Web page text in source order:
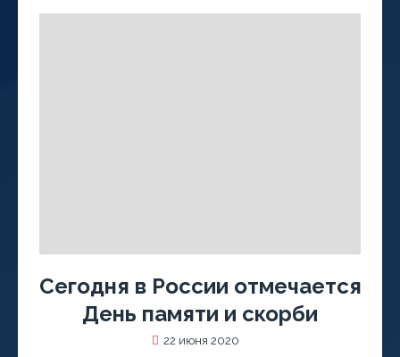
Сегодня в России отмечается
День памяти и скорби
22 июня 2020